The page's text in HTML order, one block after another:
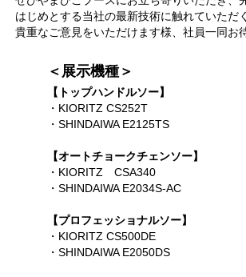
はじめとする当社の最新技術に触れていただ
貴重なご意見をいただけます様、社員一同お
＜展示機種＞
【トップハンドルソー】
・KIORITZ CS252T
・SHINDAIWA E2125TS
【オートチョークチェンソー】
・KIORITZ CSA340
・SHINDAIWA E2034S-AC
【プロフェッショナルソー】
・KIORITZ CS500DE
・SHINDAIWA E2050DS